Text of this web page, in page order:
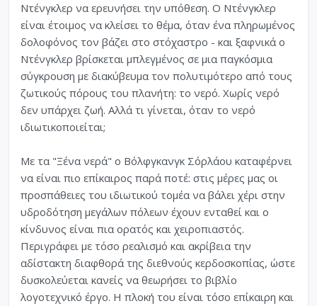
Ντένγκλερ να ερευνήσει την υπόθεση. Ο Ντένγκλερ
είναι έτοιμος να κλείσει το θέμα, όταν ένα πληρωμένος
δολοφόνος τον βάζει στο στόχαστρο - και ξαφνικά ο
Ντένγκλερ βρίσκεται μπλεγμένος σε μια παγκόσμια
σύγκρουση με διακύβευμα τον πολυτιμότερο από τους
ζωτικούς πόρους του πλανήτη: το νερό. Χωρίς νερό
δεν υπάρχει ζωή. Αλλά τι γίνεται, όταν το νερό
ιδιωτικοποιείται;
Με τα "Ξένα νερά" ο Βόλφγκανγκ Σόρλάου καταφέρνει
να είναι πιο επίκαιρος παρά ποτέ: στις μέρες μας οι
προσπάθειες του ιδιωτικού τομέα να βάλει χέρι στην
υδροδότηση μεγάλων πόλεων έχουν ενταθεί και ο
κίνδυνος είναι πια ορατός και χειροπιαστός.
Περιγράφει με τόσο ρεαλισμό και ακρίβεια την
αδίστακτη διαφθορά της διεθνούς κερδοσκοπίας, ώστε
δυσκολεύεται κανείς να θεωρήσει το βιβλίο
λογοτεχνικό έργο. Η πλοκή του είναι τόσο επίκαιρη και